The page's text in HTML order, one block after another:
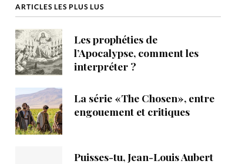
ARTICLES LES PLUS LUS
Les prophéties de
l’Apocalypse, comment les
interpréter ?
La série «The Chosen», entre
engouement et critiques
Puisses-tu, Jean-Louis Aubert